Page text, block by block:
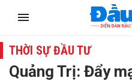
THỜI SỰ ĐẦU TƯ
Quảng Trị: Đẩy